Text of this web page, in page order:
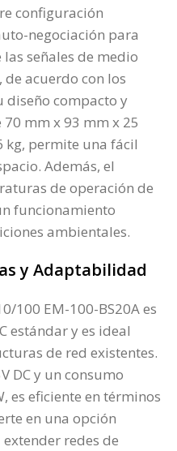
configuración
negociación para
señales de medio
acuerdo con los
diseño compacto y
mm x 93 mm x 25
kg, permite una fácil
Además, el
de operación de
funcionamiento
ambientales.
y Adaptabilidad
100 EM-100-BS20A es
estándar y es ideal
de red existentes.
DC y un consumo
es eficiente en términos
en una opción
redes de